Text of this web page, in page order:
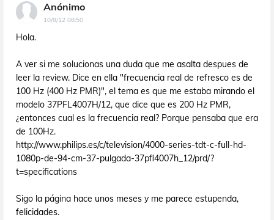
Anónimo
10/8/12 08:50
Hola.
A ver si me solucionas una duda que me asalta despues de
leer la review. Dice en ella "frecuencia real de refresco es de
100 Hz (400 Hz PMR)", el tema es que me estaba mirando el
modelo 37PFL4007H/12, que dice que es 200 Hz PMR,
¿entonces cual es la frecuencia real? Porque pensaba que era
de 100Hz.
http://www.philips.es/c/television/4000-series-tdt-c-full-hd-
1080p-de-94-cm-37-pulgada-37pfl4007h_12/prd/?
t=specifications
Sigo la página hace unos meses y me parece estupenda,
felicidades.